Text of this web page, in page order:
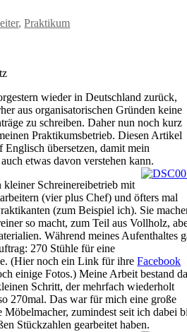
,Praktikum
wieder in Deutschland zurück,
aus organisatorischen Gründen keine
zu schreiben. Daher nun noch kurz
Praktikumsbetrieb. Diesen Artikel
Englisch übersetzen, damit mein
etwas davon verstehen kann.
kleiner Schreinereibetrieb mit
(vier plus Chef) und öfters mal
(zum Beispiel ich). Sie
so macht, zum Teil aus Vollholz,
Während meines Aufenthaltes
270 Stühle für eine
(Hier noch ein Link für ihreFacebook
einige Fotos.) Meine Arbeit bestand
Schritt, der mehrfach wiederholt
270mal. Das war für mich eine große
Möbelmacher, zumindest seit ich dabei
Stückzahlen gearbeitet haben.